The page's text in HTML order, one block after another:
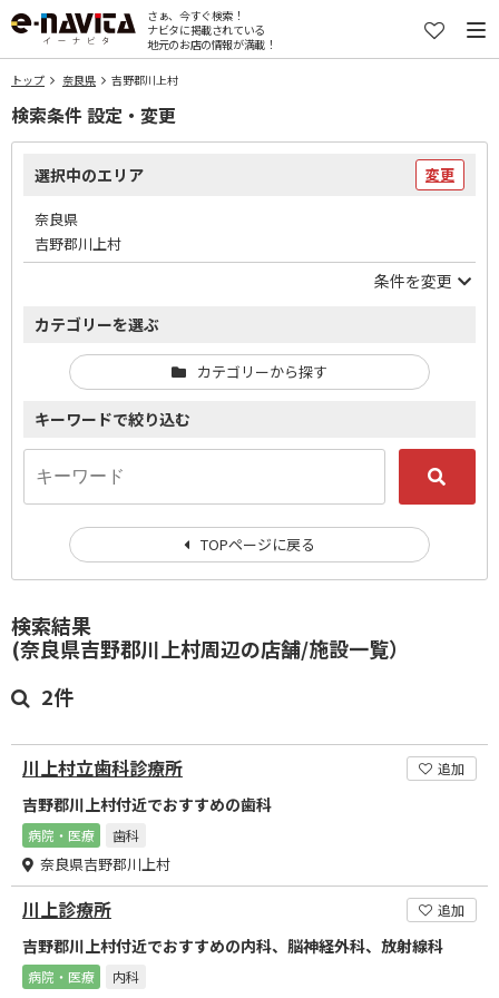
さぁ、今すぐ検索！
ナビタに掲載されている
地元のお店の情報が満載！
トップ 奈良県 吉野郡川上村
検索結果
(奈良県吉野郡川上村周辺の店舗/施設一覧）
2件
川上村立歯科診療所 追加
吉野郡川上村付近でおすすめの歯科
病院・医療 歯科
奈良県吉野郡川上村
川上診療所 追加
吉野郡川上村付近でおすすめの内科、脳神経外科、放射線科
病院・医療 内科
検索条件 設定・変更
選択中のエリア 変更
奈良県
吉野郡川上村
条件を変更
カテゴリーを選ぶ
カテゴリーから探す
キーワードで絞り込む
TOPページに戻る